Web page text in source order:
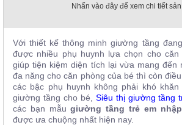
Nhà
Hàng
Hàng
Nhấn vào đây để xem chi tiết
Với thiết kế thông minh giường tầng
được nhiều phụ huynh lựa chọn cho
giúp tiện kiệm diện tích lại vừa mang đến
đa năng cho căn phòng của bé thì còn
các bậc phụ huynh không phải khó
giường tầng cho bé, Siêu thị giường tầng
các bạn mẫugiường tầng trẻ em
được ưa chuộng nhất hiện nay.